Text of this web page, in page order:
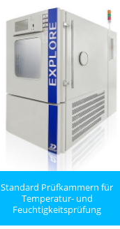
Standard Prüfkammern für
Temperatur- und
Feuchtigkeitsprüfung